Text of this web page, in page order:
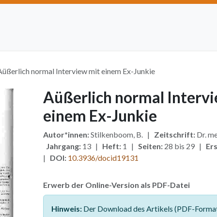
normal Interview mit einem Ex-Junkie
Aüßerlich normal
einem Ex-Junkie
Autor*innen:Stilkenboom, B. | Zeitschrift:Dr.
Jahrgang:13 | Heft:1 | Seiten:28 bis 29 |
| DOI: 10.3936/docid19131
Erwerb der Online-Version als PDF-Datei
Hinweis:Der Download des Artikels (PDF-